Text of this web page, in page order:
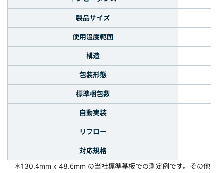
製品サイズ
使用温度範囲
構造
包装形態
標準梱包数
自動実装
リフロー
対応規格
＊130.4mm x 48.6mm の当社標準基板での測定例です。その他